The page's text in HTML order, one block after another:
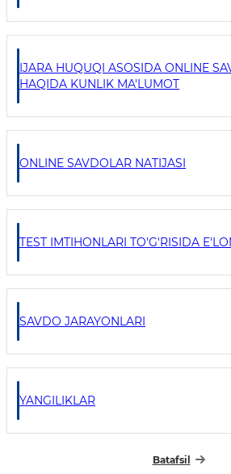
IJARA HUQUQI ASOSIDA ONLINE
HAQIDA KUNLIK MA'LUMOT
ONLINE SAVDOLAR NATIJASI
TEST IMTIHONLARI TO'G'RISIDA
SAVDO JARAYONLARI
YANGILIKLAR
Batafsil